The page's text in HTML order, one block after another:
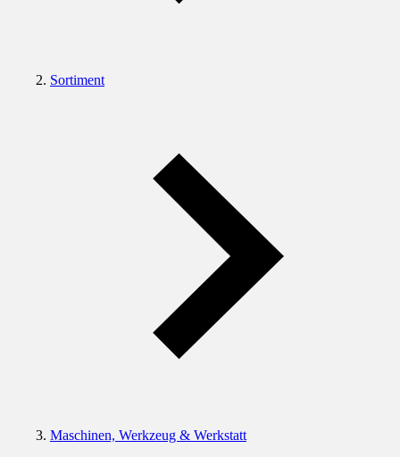
Sortiment
Maschinen, Werkzeug & Werkstatt